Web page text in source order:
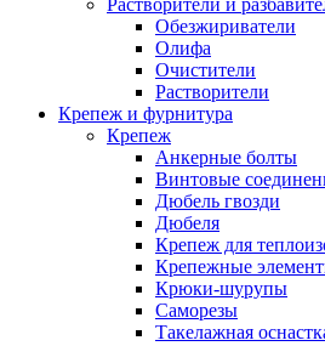
Растворители и
Обезжириватели
Олифа
Очистители
Растворители
Крепеж и фурнитура
Крепеж
Анкерные болты
Винтовые
Дюбель гвозди
Дюбеля
Крепеж для
Крепежные
Крюки-шурупы
Саморезы
Такелажная